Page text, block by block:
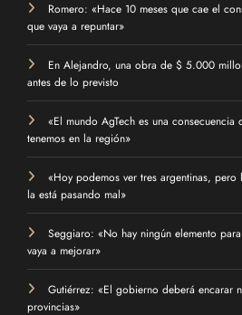
Romero: «Hace 10 meses que cae el
que vaya a repuntar»
En Alejandro, una obra de $ 5.000
antes de lo previsto
«El mundo AgTech es una
tenemos en la región»
«Hoy podemos ver tres argentinas, pero
la está pasando mal»
Seggiaro: «No hay ningún elemento
vaya a mejorar»
Gutiérrez: «El gobierno deberá encarar
provincias»